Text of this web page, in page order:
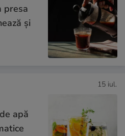
presa
și
15 iul.
apă